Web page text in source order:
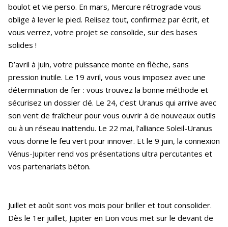
boulot et vie perso. En mars, Mercure rétrograde vous
oblige à lever le pied. Relisez tout, confirmez par écrit, et
vous verrez, votre projet se consolide, sur des bases
solides !
D’avril à juin, votre puissance monte en flèche, sans
pression inutile. Le 19 avril, vous vous imposez avec une
détermination de fer : vous trouvez la bonne méthode et
sécurisez un dossier clé. Le 24, c’est Uranus qui arrive avec
son vent de fraîcheur pour vous ouvrir à de nouveaux outils
ou à un réseau inattendu. Le 22 mai, l’alliance Soleil-Uranus
vous donne le feu vert pour innover. Et le 9 juin, la connexion
Vénus-Jupiter rend vos présentations ultra percutantes et
vos partenariats béton.
Juillet et août sont vos mois pour briller et tout consolider.
Dès le 1er juillet, Jupiter en Lion vous met sur le devant de